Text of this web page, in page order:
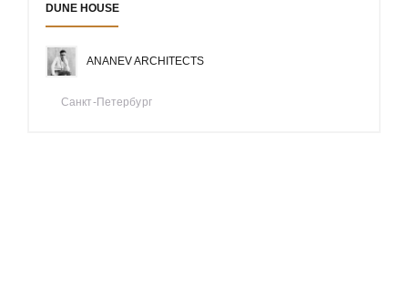
DUNE HOUSE
ANANEV ARCHITECTS
Санкт-Петербург